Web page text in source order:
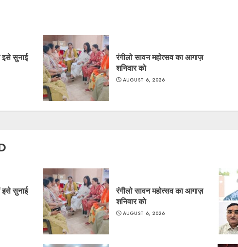
सुनाई
रंगीलो सावन महोत्सव का आगाज़
शनिवार को
AUGUST 6, 2026
सुनाई
रंगीलो सावन महोत्सव का आगाज़
शनिवार को
AUGUST 6, 2026